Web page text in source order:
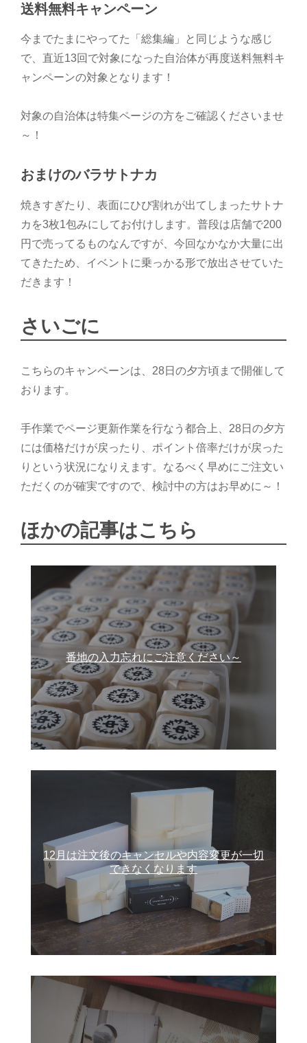
送料無料キャンペーン
今までたまにやってた「総集編」と同じような感じ
で、直近13回で対象になった自治体が再度送料無料キ
ャンペーンの対象となります！
対象の自治体は特集ページの方をご確認くださいませ
～！
おまけのバラサトナカ
焼きすぎたり、表面にひび割れが出てしまったサトナ
カを3枚1包みにしてお付けします。普段は店舗で200
円で売ってるものなんですが、今回なかなか大量に出
てきたため、イベントに乗っかる形で放出させていた
だきます！
さいごに
こちらのキャンペーンは、28日の夕方頃まで開催して
おります。
手作業でページ更新作業を行なう都合上、28日の夕方
には価格だけが戻ったり、ポイント倍率だけが戻った
りという状況になりえます。なるべく早めにご注文い
ただくのが確実ですので、検討中の方はお早めに～！
ほかの記事はこちら
番地の入力忘れにご注意ください～
12月は注文後のキャンセルや内容変更が一切
できなくなります